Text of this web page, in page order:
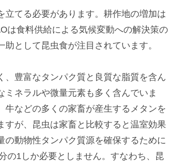
立てる必要があります。耕作地の増加は
は食料供給による気候変動への解決策の
として昆虫食が注目されています。
、豊富なタンパク質と良質な脂質を含ん
ネラルや微量元素も多く含んでいま
などの多くの家畜が産生するメタンを
が、昆虫は家畜と比較すると温室効果
の動物性タンパク質源を確保するために
の1しか必要としません。すなわち、昆